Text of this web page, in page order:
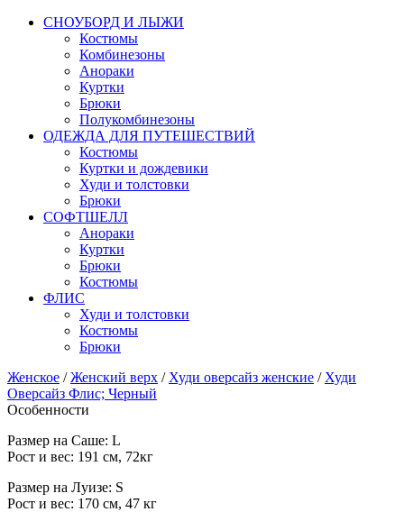
СНОУБОРД И ЛЫЖИ
Костюмы
Комбинезоны
Анораки
Куртки
Брюки
Полукомбинезоны
ОДЕЖДА ДЛЯ ПУТЕШЕСТВИЙ
Костюмы
Куртки и дождевики
Худи и толстовки
Брюки
СОФТШЕЛЛ
Анораки
Куртки
Брюки
Костюмы
ФЛИС
Худи и толстовки
Костюмы
Брюки
Женское / Женский верх / Худи оверсайз женские / Худи
Оверсайз Флис; Черный
Особенности
Размер на Саше: L
Рост и вес: 191 см, 72кг
Размер на Луизе: S
Рост и вес: 170 см, 47 кг